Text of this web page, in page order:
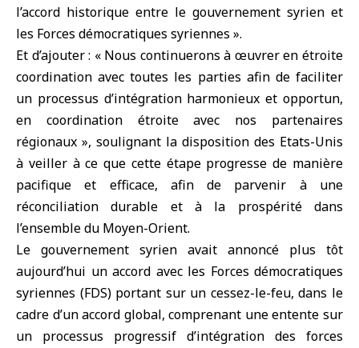
l’accord historique entre le gouvernement syrien et
les Forces démocratiques syriennes ».
Et d’ajouter : « Nous continuerons à œuvrer en étroite
coordination avec toutes les parties afin de faciliter
un processus d’intégration harmonieux et opportun,
en coordination étroite avec nos partenaires
régionaux », soulignant la disposition des Etats-Unis
à veiller à ce que cette étape progresse de manière
pacifique et efficace, afin de parvenir à une
réconciliation durable et à la prospérité dans
l’ensemble du Moyen-Orient.
Le gouvernement syrien avait annoncé plus tôt
aujourd’hui un accord avec les Forces démocratiques
syriennes (FDS) portant sur un cessez-le-feu, dans le
cadre d’un accord global, comprenant une entente sur
un processus progressif d’intégration des forces